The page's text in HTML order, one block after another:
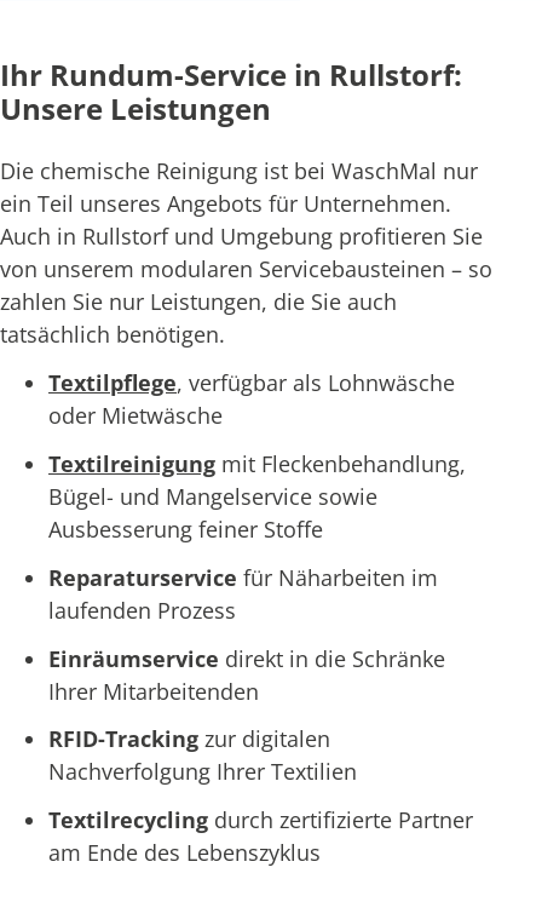
Ihr Rundum-Service in Rullstorf:
Unsere Leistungen
Die chemische Reinigung ist bei WaschMal nur
ein Teil unseres Angebots für Unternehmen.
Auch in Rullstorf und Umgebung profitieren Sie
von unserem modularen Servicebausteinen – so
zahlen Sie nur Leistungen, die Sie auch
tatsächlich benötigen.
Textilpflege, verfügbar als Lohnwäsche
oder Mietwäsche
Textilreinigung mit Fleckenbehandlung,
Bügel- und Mangelservice sowie
Ausbesserung feiner Stoffe
Reparaturservice für Näharbeiten im
laufenden Prozess
Einräumservice direkt in die Schränke
Ihrer Mitarbeitenden
RFID-Tracking zur digitalen
Nachverfolgung Ihrer Textilien
Textilrecycling durch zertifizierte Partner
am Ende des Lebenszyklus